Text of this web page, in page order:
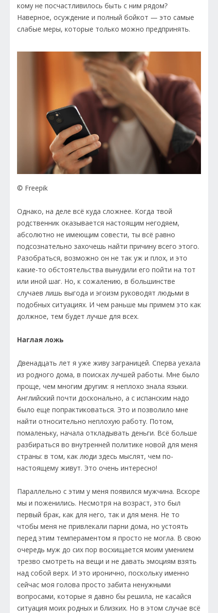
кому не посчастливилось быть с ним рядом?
Наверное, осуждение и полный бойкот — это самые
слабые меры, которые только можно предпринять.
© Freepik
Однако, на деле всё куда сложнее. Когда твой
родственник оказывается настоящим негодяем,
абсолютно не имеющим совести, ты всё равно
подсознательно захочешь найти причину всего этого.
Разобраться, возможно он не так уж и плох, и это
какие-то обстоятельства вынудили его пойти на тот
или иной шаг. Но, к сожалению, в большинстве
случаев лишь выгода и эгоизм руководят людьми в
подобных ситуациях. И чем раньше мы примем это как
должное, тем будет лучше для всех.
Наглая ложь
Двенадцать лет я уже живу заграницей. Сперва уехала
из родного дома, в поисках лучшей работы. Мне было
проще, чем многим другим: я неплохо знала языки.
Английский почти досконально, а с испанским надо
было еще попрактиковаться. Это и позволило мне
найти относительно неплохую работу. Потом,
помаленьку, начала откладывать деньги. Всё больше
разбираться во внутренней политике новой для меня
страны: в том, как люди здесь мыслят, чем по-
настоящему живут. Это очень интересно!
Параллельно с этим у меня появился мужчина. Вскоре
мы и поженились. Несмотря на возраст, это был
первый брак, как для него, так и для меня. Не то
чтобы меня не привлекали парни дома, но устоять
перед этим темпераментом я просто не могла. В свою
очередь муж до сих пор восхищается моим умением
трезво смотреть на вещи и не давать эмоциям взять
над собой верх. И это иронично, поскольку именно
сейчас моя голова просто забита ненужными
вопросами, которые я давно бы решила, не касайся
ситуация моих родных и близких. Но в этом случае всё